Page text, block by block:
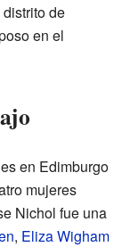
de
en el
en Edimburgo
mujeres
Nichol fue una
, Eliza Wigham